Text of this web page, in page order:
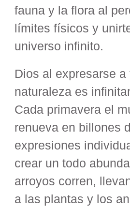
fauna y la flora al
límites físicos y
universo infinito.
Dios al expresarse
naturaleza es
Cada primavera el
renueva en billones
expresiones
crear un todo
arroyos corren,
a las plantas y los